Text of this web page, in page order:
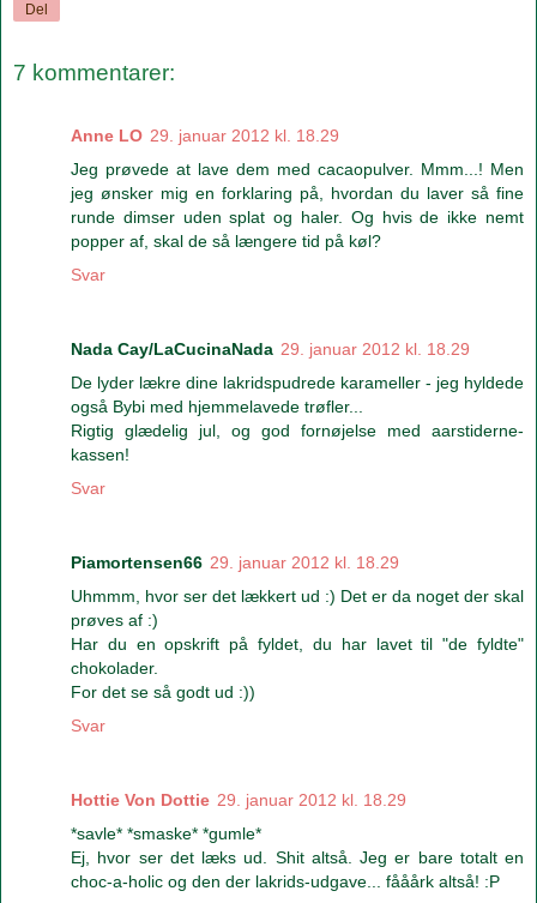
Del
7 kommentarer:
Anne LO 29. januar 2012 kl. 18.29
Jeg prøvede at lave dem med cacaopulver. Mmm...! Men
jeg ønsker mig en forklaring på, hvordan du laver så fine
runde dimser uden splat og haler. Og hvis de ikke nemt
popper af, skal de så længere tid på køl?
Svar
Nada Cay/LaCucinaNada 29. januar 2012 kl. 18.29
De lyder lækre dine lakridspudrede karameller - jeg hyldede
også Bybi med hjemmelavede trøfler...
Rigtig glædelig jul, og god fornøjelse med aarstiderne-
kassen!
Svar
Piamortensen66 29. januar 2012 kl. 18.29
Uhmmm, hvor ser det lækkert ud :) Det er da noget der skal
prøves af :)
Har du en opskrift på fyldet, du har lavet til "de fyldte"
chokolader.
For det se så godt ud :))
Svar
Hottie Von Dottie 29. januar 2012 kl. 18.29
*savle* *smaske* *gumle*
Ej, hvor ser det læks ud. Shit altså. Jeg er bare totalt en
choc-a-holic og den der lakrids-udgave... fååårk altså! :P